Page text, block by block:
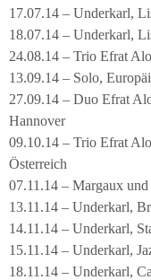
17.07.14 – Underkarl,
18.07.14 – Underkarl,
24.08.14 – Trio Efrat
13.09.14 – Solo,
27.09.14 – Duo Efrat
Hannover
09.10.14 – Trio Efrat
Österreich
07.11.14 – Margaux
13.11.14 – Underkarl,
14.11.14 – Underkarl,
15.11.14 – Underkarl,
18.11.14 – Underkarl,